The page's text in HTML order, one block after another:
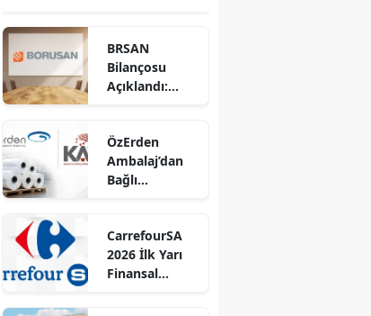
BRSAN
Bilançosu
Açıklandı:
Kâr %201
Yükseldi!
ÖzErden
Ambalaj’dan
Bağlı
CarrefourSA
2026 İlk Yarı
Finansal